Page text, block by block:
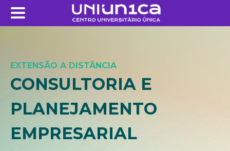
EXTENSÃO A DISTÂNCIA
CONSULTORIA E
PLANEJAMENTO
EMPRESARIAL